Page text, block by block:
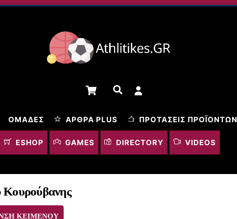
Cart Αναζήτηση
ΟΜΆΔΕΣ ΆΡΘΡΑ PLUS ΠΡΟΤΆΣΕΙΣ ΠΡΟΪΌΝΤΩΝ
ESHOP GAMES DIRECTORY VIDEOS
Κουρούβανης
ΚΕΙΜΕΝΟΥ